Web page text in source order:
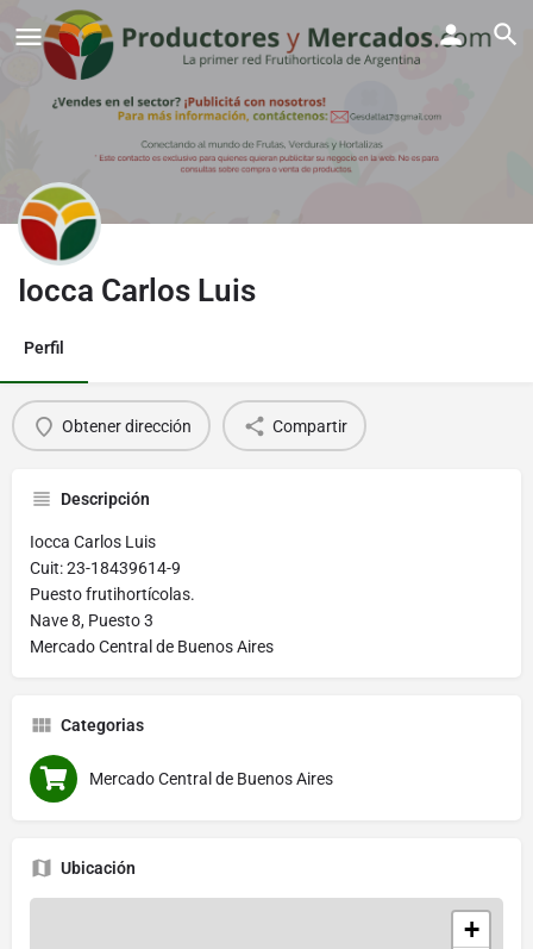
Iocca Carlos Luis
Perfil
Obtener dirección Compartir
Descripción
Iocca Carlos Luis
Cuit: 23-18439614-9
Puesto frutihortícolas.
Nave 8, Puesto 3
Mercado Central de Buenos Aires
Categorias
Mercado Central de Buenos Aires
Ubicación
+